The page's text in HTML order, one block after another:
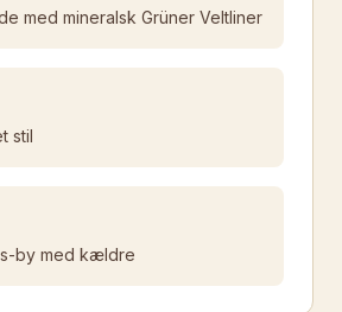
med mineralsk Grüner Veltliner
stil
by med kældre